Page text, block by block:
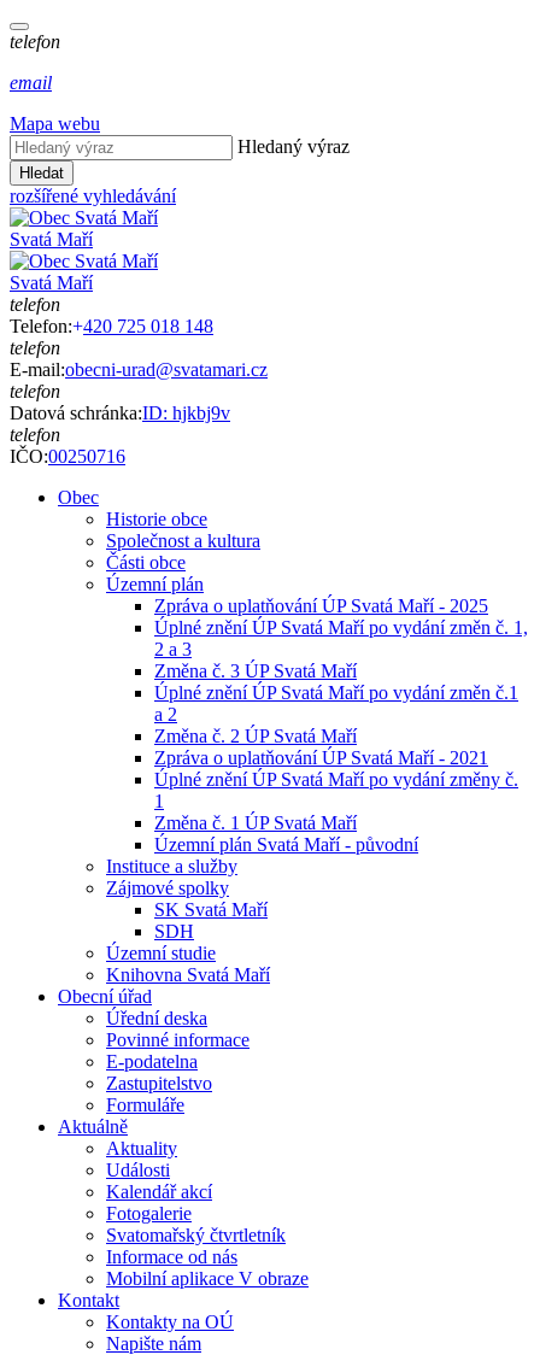
telefon
email
Mapa webu
Hledaný výraz
Hledat
rozšířené vyhledávání
Svatá Maří
Svatá Maří
telefon
Telefon:+420 725 018 148
telefon
E-mail:obecni-urad@svatamari.cz
telefon
Datová schránka:ID: hjkbj9v
telefon
IČO:00250716
Obec
Historie obce
Společnost a kultura
Části obce
Územní plán
Zpráva o uplatňování ÚP Svatá Maří - 2025
Úplné znění ÚP Svatá Maří po vydání změn č. 1,
2 a 3
Změna č. 3 ÚP Svatá Maří
Úplné znění ÚP Svatá Maří po vydání změn č.1
a 2
Změna č. 2 ÚP Svatá Maří
Zpráva o uplatňování ÚP Svatá Maří - 2021
Úplné znění ÚP Svatá Maří po vydání změny č.
1
Změna č. 1 ÚP Svatá Maří
Územní plán Svatá Maří - původní
Instituce a služby
Zájmové spolky
SK Svatá Maří
SDH
Územní studie
Knihovna Svatá Maří
Obecní úřad
Úřední deska
Povinné informace
E-podatelna
Zastupitelstvo
Formuláře
Aktuálně
Aktuality
Události
Kalendář akcí
Fotogalerie
Svatomařský čtvrtletník
Informace od nás
Mobilní aplikace V obraze
Kontakt
Kontakty na OÚ
Napište nám